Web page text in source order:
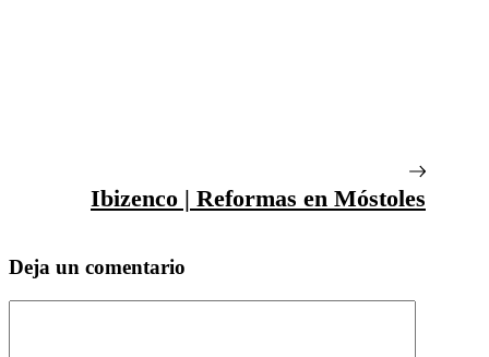
Ibizenco | Reformas en Móstoles
Deja un comentario